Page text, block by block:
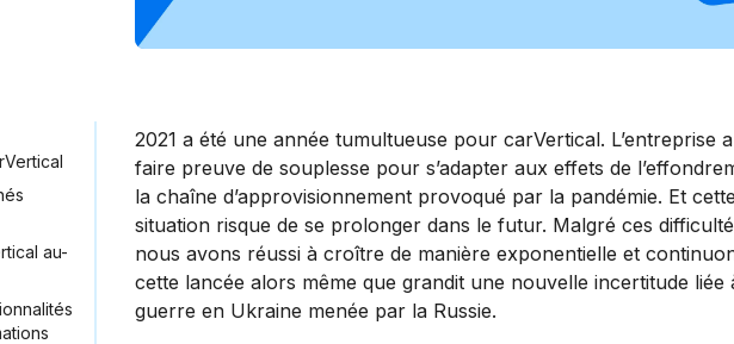
au-
2021 a été une année tumultueuse pour carVertical. L’entreprise
faire preuve de souplesse pour s’adapter aux effets de
la chaîne d’approvisionnement provoqué par la pandémie. Et cette
situation risque de se prolonger dans le futur. Malgré ces
nous avons réussi à croître de manière exponentielle et
cette lancée alors même que grandit une nouvelle incertitude liée
guerre en Ukraine menée par la Russie.